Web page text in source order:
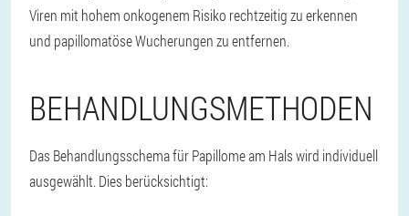
Viren mit hohem onkogenem Risiko rechtzeitig zu erkennen
und papillomatöse Wucherungen zu entfernen.
BEHANDLUNGSMETHODEN
Das Behandlungsschema für Papillome am Hals wird individuell
ausgewählt. Dies berücksichtigt: